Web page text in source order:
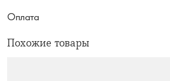
Оплата
Похожие товары